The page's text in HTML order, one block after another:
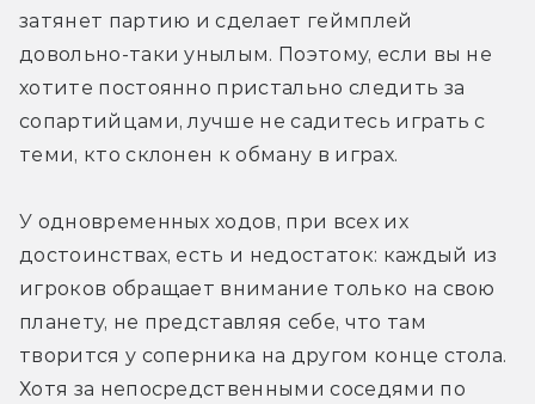
затянет партию и сделает геймплей
довольно-таки унылым. Поэтому, если вы не
хотите постоянно пристально следить за
сопартийцами, лучше не садитесь играть с
теми, кто склонен к обману в играх.
У одновременных ходов, при всех их
достоинствах, есть и недостаток: каждый из
игроков обращает внимание только на свою
планету, не представляя себе, что там
творится у соперника на другом конце стола.
Хотя за непосредственными соседями по